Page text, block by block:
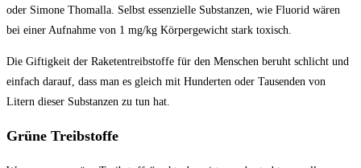
oder Simone Thomalla. Selbst essenzielle Substanzen, wie Fluorid wären
bei einer Aufnahme von 1 mg/kg Körpergewicht stark toxisch.
Die Giftigkeit der Raketentreibstoffe für den Menschen beruht schlicht und
einfach darauf, dass man es gleich mit Hunderten oder Tausenden von
Litern dieser Substanzen zu tun hat.
Grüne Treibstoffe